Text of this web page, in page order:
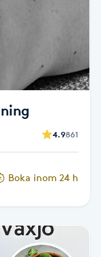
4.9861
Boka inom 24 h